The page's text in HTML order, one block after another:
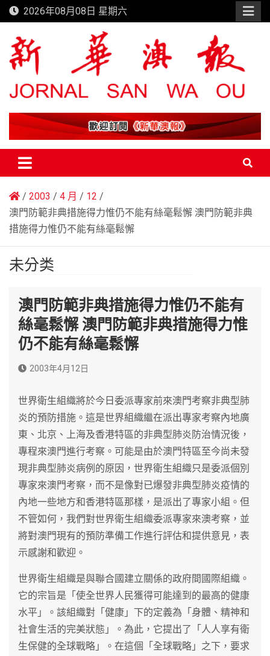
Skip
to
content
2026年08月08日 星期六
新華澳報
2003 4 月
12
澳門防範非典措施得力惟仍不能有絲毫鬆懈 澳門防範非典
措施得力惟仍不能有絲毫鬆懈
未分类
澳門防範非典措施得力惟仍不能有
絲毫鬆懈 澳門防範非典措施得力惟
仍不能有絲毫鬆懈
2003年4月12日
世界衛生組織將於今日委派專家前來澳門考察非典型肺
炎的預防措施。這是世界組織繼在派出專家考察內地廣
東、北京、上海及香港特區的非典型肺炎防治情況後，
專程來澳門進行考察。可能是由於澳門特區至今尚未發
現非典型肺炎病例的原因，世界衛生組織只是委派個別
專家來澳門考察，而不是像對已爆發非典型肺炎疫情的
內地一些地方和香港特區那樣，是派出了專家小組。但
不管如何，我們對世界衛生組織委派專家來澳考察，並
將對澳門現有的預防準備工作進行評估和提供意見，表
示感謝和歡迎。
世界衛生組織是與聯合國建立關係的政府間國際組織。
它的宗旨是「使全世界人民獲得可能達到的最高的健康
水平」。該組織對「健康」下的定義為「身體、精神和
社會生活的完美狀態」。為此，它提出了「人人享有衛
生保健的全球戰略」。在這個「全球戰略」之下，要求